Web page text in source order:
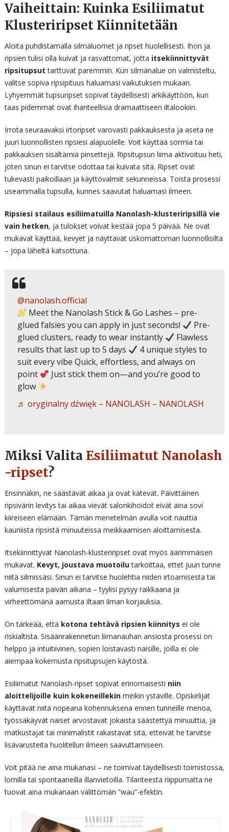
Vaiheittain: Kuinka Esiliimatut
Klusteriripset Kiinnitetään
Aloita puhdistamalla silmäluomet ja ripset huolellisesti. Ihon ja
ripsien tulisi olla kuivat ja rasvattomat, jotta itsekiinnittyvät
ripsitupsut tarttuvat paremmin. Kun silmänalue on valmisteltu,
valitse sopiva ripsipituus haluamasi vaikutuksen mukaan.
Lyhyemmät tupsuripset sopivat täydellisesti arkikäyttöön, kun
taas pidemmät ovat ihanteellisia dramaattiseen iltalookiin.
Irrota seuraavaksi irtoripset varovasti pakkauksesta ja aseta ne
juuri luonnollisten ripsiesi alapuolelle. Voit käyttää sormia tai
pakkauksen sisältämiä pinsettejä. Ripsitupsun liima aktivoituu heti,
joten sinun ei tarvitse odottaa tai kuivata sitä. Ripset ovat
tukevasti paikoillaan ja käyttövalmiit sekunneissa. Toista prosessi
useammalla tupsulla, kunnes saavutat haluamasi ilmeen.
Ripsiesi stailaus esiliimatuilla Nanolash-klusteriripsillä vie
vain hetken, ja tulokset voivat kestää jopa 5 päivää. Ne ovat
mukavat käyttää, kevyet ja näyttävät uskomattoman luonnollisilta
– jopa läheltä katsottuna.
@nanolash.official
Meet the Nanolash Stick & Go Lashes – pre-
glued falsies you can apply in just seconds!
Pre-
glued clusters, ready to wear instantly
Flawless
results that last up to 5 days
4 unique styles to
suit every vibe Quick, effortless, and always on
point
Just stick them on—and you’re good to
glow
♬ oryginalny dźwięk – NANOLASH – NANOLASH
Miksi Valita Esiliimatut Nanolash
-ripset?
Ensinnäkin, ne säästävät aikaa ja ovat kätevät. Päivittäinen
ripsivärin levitys tai aikaa vievät salonkihoidot eivät aina sovi
kiireiseen elämään. Tämän menetelmän avulla voit nauttia
kauniista ripsistä minuuteissa meikkaamisen aloittamisesta.
Itsekiinnittyvät Nanolash-klusteriripset ovat myös äärimmäisen
mukavat. Kevyt, joustava muotoilutarkoittaa, ettet juuri tunne
niitä silmissäsi. Sinun ei tarvitse huolehtia niiden irtoamisesta tai
valumisesta päivän aikana – tyylisi pysyy raikkaana ja
virheettömänä aamusta iltaan ilman korjauksia.
On tärkeää, että kotona tehtävä ripsien kiinnitys ei ole
riskialtista. Sisäänrakennetun liimanauhan ansiosta prosessi on
helppo ja intuitiivinen, sopien loistavasti naisille, joilla ei ole
aiempaa kokemusta ripsitupsujen käytöstä.
Esiliimatut Nanolash-ripset sopivat erinomaisesti niin
aloittelijoille kuin kokeneillekinmeikin ystäville. Opiskelijat
käyttävät niitä nopeana kohennuksena ennen tunneille menoa,
työssäkäyvät naiset arvostavat jokaista säästettyä minuuttia, ja
matkustajat tai minimalistit rakastavat sitä, etteivät he tarvitse
lisävarusteita huolitellun ilmeen saavuttamiseen.
Voit pitää ne aina mukanasi – ne toimivat täydellisesti toimistossa,
lomilla tai spontaaneilla illanvietoilla. Tilanteesta riippumatta ne
tuovat aina mukanaan välittömän ”wau”-efektin.